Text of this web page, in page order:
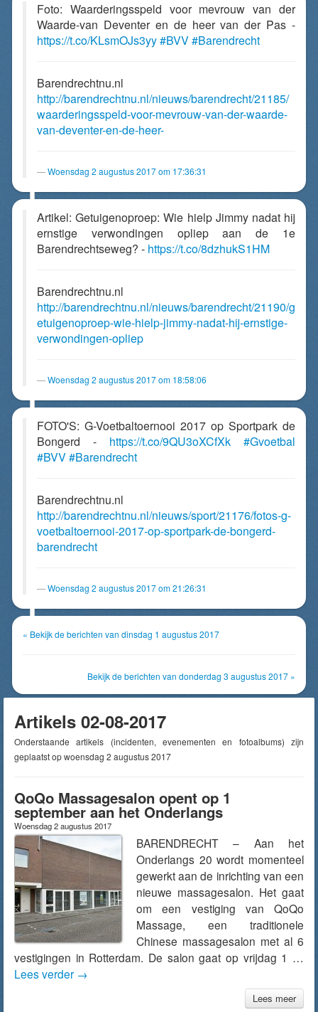
Foto: Waarderingsspeld voor mevrouw van der
Waarde-van Deventer en de heer van der Pas -
https://t.co/KLsmOJs3yy#BVV#Barendrecht
Barendrechtnu.nl
http://barendrechtnu.nl/nieuws/barendrecht/21185/
waarderingsspeld-voor-mevrouw-van-der-waarde-
van-deventer-en-de-heer-
Woensdag 2 augustus 2017 om 17:36:31
Artikel: Getuigenoproep: Wie hielp Jimmy nadat hij
ernstige verwondingen opliep aan de 1e
Barendrechtseweg? - https://t.co/8dzhukS1HM
Barendrechtnu.nl
http://barendrechtnu.nl/nieuws/barendrecht/21190/g
etuigenoproep-wie-hielp-jimmy-nadat-hij-ernstige-
verwondingen-opliep
Woensdag 2 augustus 2017 om 18:58:06
FOTO'S: G-Voetbaltoernooi 2017 op Sportpark de
Bongerd - https://t.co/9QU3oXCfXk
#Gvoetbal
#BVV#Barendrecht
Barendrechtnu.nl
http://barendrechtnu.nl/nieuws/sport/21176/fotos-g-
voetbaltoernooi-2017-op-sportpark-de-bongerd-
barendrecht
Woensdag 2 augustus 2017 om 21:26:31
« Bekijk de berichten van dinsdag 1 augustus 2017
Bekijk de berichten van donderdag 3 augustus 2017 »
Artikels 02-08-2017
Onderstaande artikels (incidenten, evenementen en fotoalbums) zijn
geplaatst op woensdag 2 augustus 2017
QoQo Massagesalon opent op 1
september aan het Onderlangs
Woensdag 2 augustus 2017
BARENDRECHT – Aan het
Onderlangs 20 wordt momenteel
gewerkt aan de inrichting van een
nieuwe massagesalon. Het gaat
om een vestiging van QoQo
Massage, een traditionele
Chinese massagesalon met al 6
vestigingen in Rotterdam. De salon gaat op vrijdag 1 …
Lees verder →
Lees meer